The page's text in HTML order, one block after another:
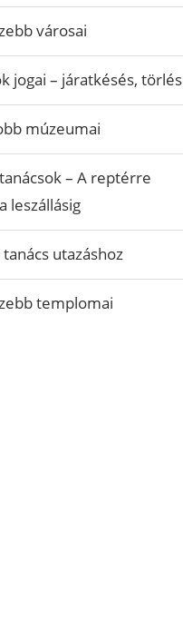
városai
jogai – járatkésés, törlés
múzeumai
– A reptérre
leszállásig
utazáshoz
templomai